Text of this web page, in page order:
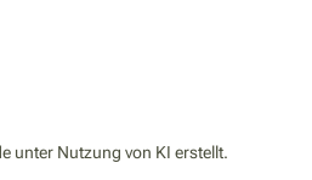
unter Nutzung von KI erstellt.